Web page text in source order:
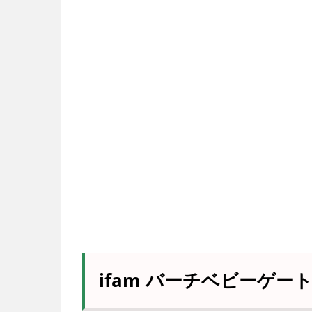
ifam バーチベビーゲート